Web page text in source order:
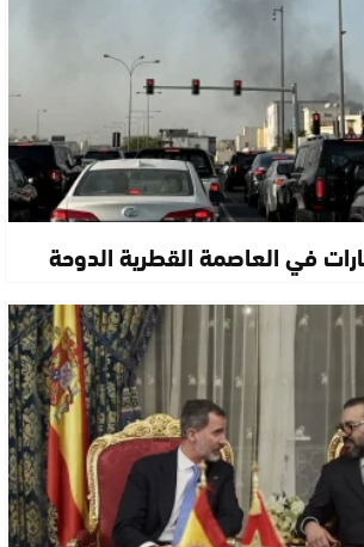
في العاصمة القطرية الدوحة